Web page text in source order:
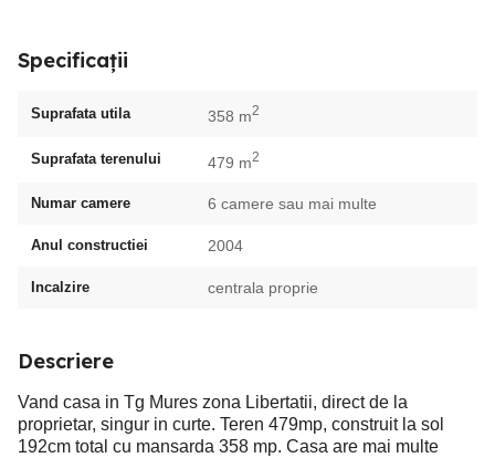
Specificații
Suprafata utila 358 m2
Suprafata terenului 479 m2
Numar camere 6 camere sau mai multe
Anul constructiei 2004
Incalzire centrala proprie
Descriere
Vand casa in Tg Mures zona Libertatii, direct de la
proprietar, singur in curte. Teren 479mp, construit la sol
192cm total cu mansarda 358 mp. Casa are mai multe